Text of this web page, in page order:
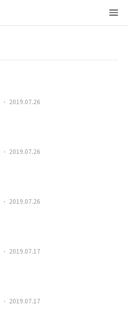
2019.07.26
2019.07.26
2019.07.26
2019.07.17
2019.07.17